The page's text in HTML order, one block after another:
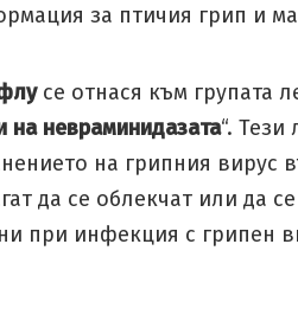
за птичия грип и
се отнася към групата
на невраминидазата“. Тези
на грипния вирус
да се облекчат или да
при инфекция с грипен